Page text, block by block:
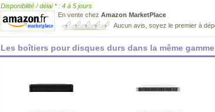
Disponibilité / délai * : 4 à 5 jours
En vente chez Amazon MarketPlace
Aucun avis, soyez le premier à
Les boîtiers pour disques durs dans la même